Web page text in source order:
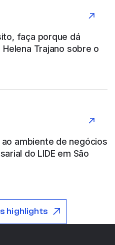
faça porque dá
Trajano sobre o
ambiente de negócios
do LIDE em São
highlights